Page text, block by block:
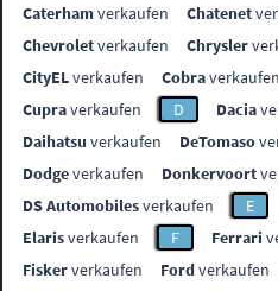
Caterhamverkaufen Chatenet
Chevroletverkaufen Chrysler
CityELverkaufen Cobraverkaufen
Cupraverkaufen D Dacia
Daihatsu verkaufen DeTomaso
Dodgeverkaufen Donkervoort
DS Automobilesverkaufen E
Elarisverkaufen F Ferrari
Fiskerverkaufen Fordverkaufen